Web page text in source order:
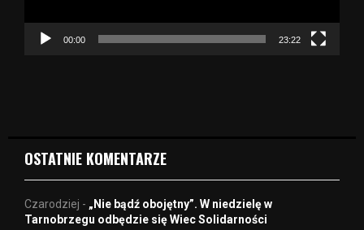
c
00:00 23:22
OSTATNIE KOMENTARZE
Czarodziej - „Nie bądź obojętny”. W niedzielę w
Tarnobrzegu odbędzie się Wiec Solidarności